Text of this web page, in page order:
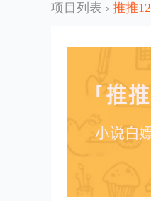
项目列表 > 推推12